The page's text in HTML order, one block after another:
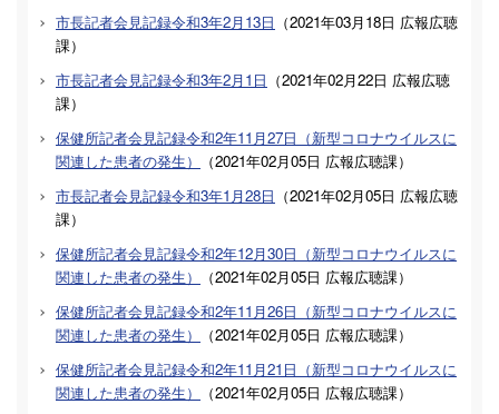
市長記者会見記録令和3年2月13日 （2021年03月18日 広報広聴
課）
市長記者会見記録令和3年2月1日 （2021年02月22日 広報広聴
課）
保健所記者会見記録令和2年11月27日（新型コロナウイルスに
関連した患者の発生）
（2021年02月05日 広報広聴課）
市長記者会見記録令和3年1月28日 （2021年02月05日 広報広聴
課）
保健所記者会見記録令和2年12月30日（新型コロナウイルスに
関連した患者の発生）
（2021年02月05日 広報広聴課）
保健所記者会見記録令和2年11月26日（新型コロナウイルスに
関連した患者の発生）
（2021年02月05日 広報広聴課）
保健所記者会見記録令和2年11月21日（新型コロナウイルスに
関連した患者の発生）
（2021年02月05日 広報広聴課）